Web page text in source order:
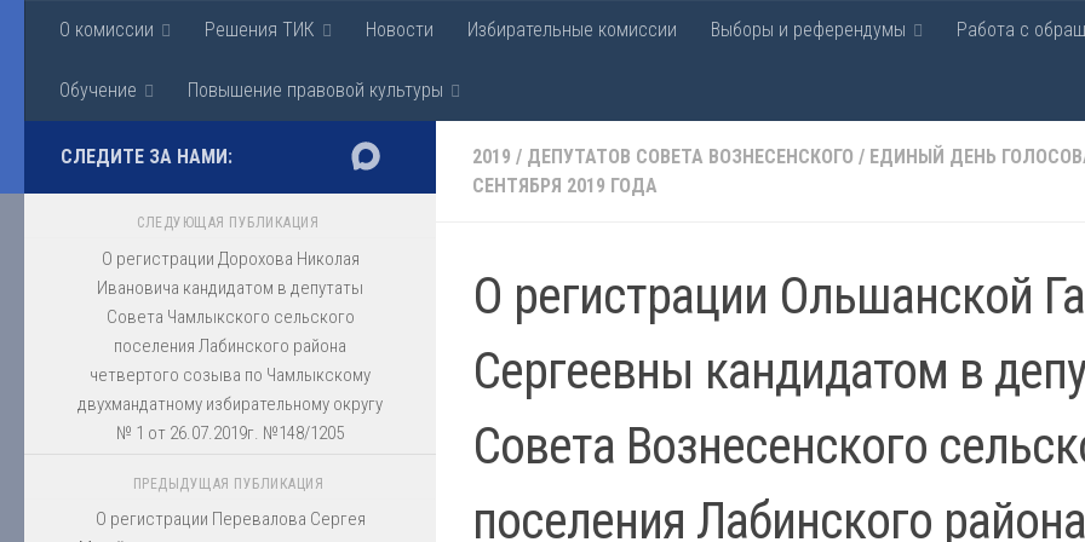
Перейти к содержимому
Территориальная избирательная комиссия
О комиссии Решения ТИК Новости Избирательные комиссии Выборы и референдумы Работа с
Обучение Повышение правовой культуры
2019 / ДЕПУТАТОВ СОВЕТА ВОЗНЕСЕНСКОГО / ЕДИНЫЙ ДЕНЬ
СЕНТЯБРЯ 2019 ГОДА
О регистрации Ольшанской
Сергеевны кандидатом в
Совета Вознесенского
поселения Лабинского района
СЛЕДИТЕ ЗА НАМИ:
СЛЕДУЮЩАЯ ПУБЛИКАЦИЯ
О регистрации Дорохова Николая
Ивановича кандидатом в депутаты
Совета Чамлыкского сельского
поселения Лабинского района
четвертого созыва по Чамлыкскому
двухмандатному избирательному округу
№ 1 от 26.07.2019г. №148/1205
ПРЕДЫДУЩАЯ ПУБЛИКАЦИЯ
О регистрации Перевалова Сергея